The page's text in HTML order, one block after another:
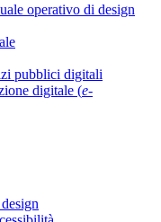
operativo di design
pubblici digitali
digitale (e-